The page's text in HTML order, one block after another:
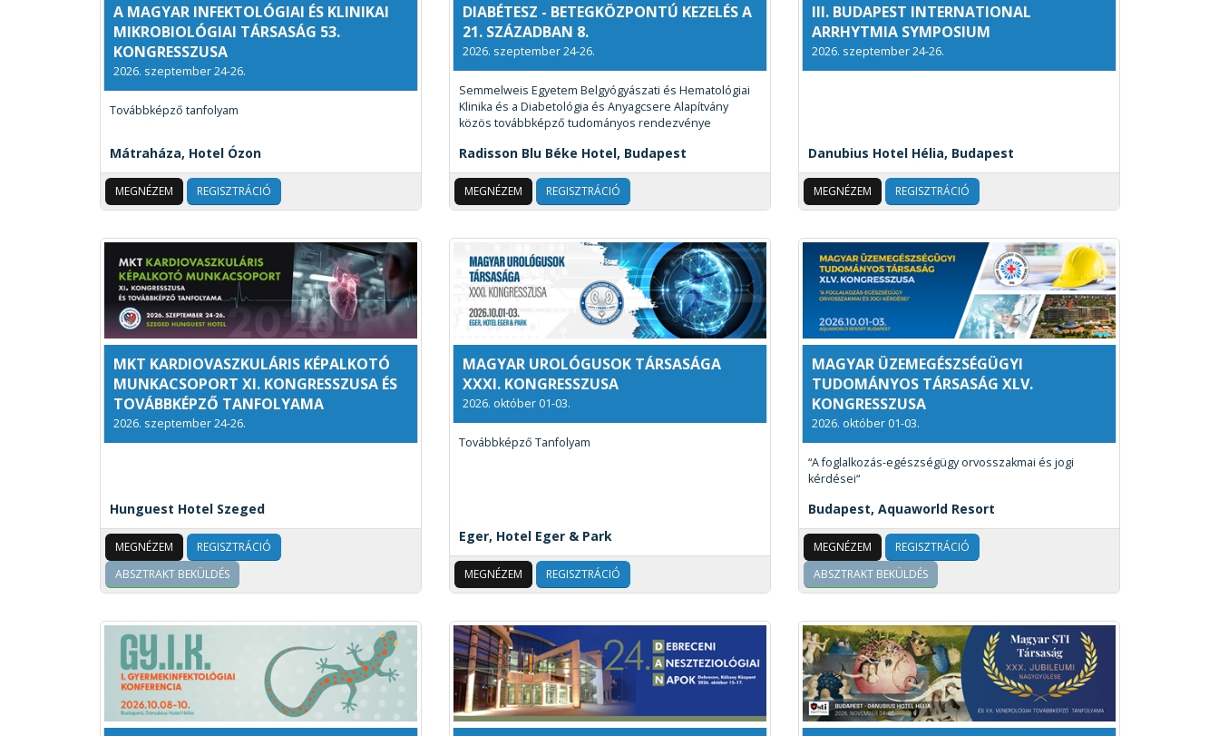
A MAGYAR INFEKTOLÓGIAI ÉS KLINIKAI
MIKROBIOLÓGIAI TÁRSASÁG 53.
KONGRESSZUSA
2026. szeptember 24-26.
Továbbképző tanfolyam
Mátraháza, Hotel Ózon
MEGNÉZEM REGISZTRÁCIÓ
DIABÉTESZ - BETEGKÖZPONTÚ KEZELÉS A
21. SZÁZADBAN 8.
2026. szeptember 24-26.
Semmelweis Egyetem Belgyógyászati és Hematológiai
Klinika és a Diabetológia és Anyagcsere Alapítvány
közös továbbképző tudományos rendezvénye
Radisson Blu Béke Hotel, Budapest
MEGNÉZEM REGISZTRÁCIÓ
III. BUDAPEST INTERNATIONAL
ARRHYTMIA SYMPOSIUM
2026. szeptember 24-26.
Danubius Hotel Hélia, Budapest
MEGNÉZEM REGISZTRÁCIÓ
MKT KARDIOVASZKULÁRIS KÉPALKOTÓ
MUNKACSOPORT XI. KONGRESSZUSA ÉS
TOVÁBBKÉPZŐ TANFOLYAMA
2026. szeptember 24-26.
Hunguest Hotel Szeged
MEGNÉZEM
REGISZTRÁCIÓ
ABSZTRAKT BEKÜLDÉS
MAGYAR UROLÓGUSOK TÁRSASÁGA
XXXI. KONGRESSZUSA
2026. október 01-03.
Továbbképző Tanfolyam
Eger, Hotel Eger & Park
MEGNÉZEM REGISZTRÁCIÓ
MAGYAR ÜZEMEGÉSZSÉGÜGYI
TUDOMÁNYOS TÁRSASÁG XLV.
KONGRESSZUSA
2026. október 01-03.
“A foglalkozás-egészségügy orvosszakmai és jogi
kérdései“
Budapest, Aquaworld Resort
MEGNÉZEM
REGISZTRÁCIÓ
ABSZTRAKT BEKÜLDÉS